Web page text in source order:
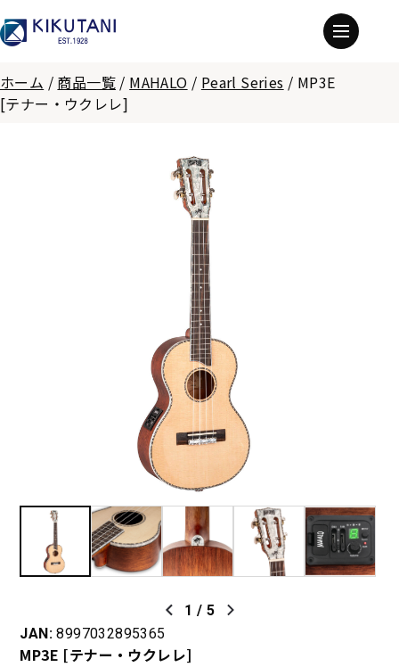
ホーム / 商品一覧 / MAHALO / Pearl Series / MP3E
[テナー・ウクレレ]
1 / 5
JAN: 8997032895365
MP3E [テナー・ウクレレ]